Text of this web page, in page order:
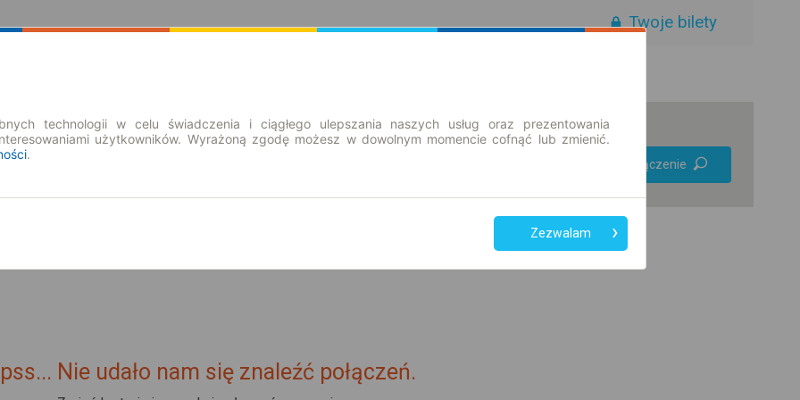
Twoje bilety
Znajdź połączenie
Nie udało nam się znaleźć połączeń.
technologii w celu świadczenia i ciągłego ulepszania naszych usług oraz prezentowania
użytkowników. Wyrażoną zgodę możesz w dowolnym momencie cofnąć lub zmienić.
.
Zezwalam